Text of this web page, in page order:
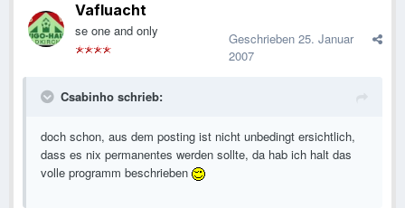
Vafluacht
se one and only Geschrieben 25. Januar
2007
Csabinho schrieb:
doch schon, aus dem posting ist nicht unbedingt ersichtlich,
dass es nix permanentes werden sollte, da hab ich halt das
volle programm beschrieben